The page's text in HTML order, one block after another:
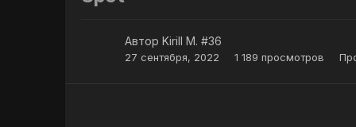
АвторKirill M. #36
27 сентября, 2022 1 189 просмотров